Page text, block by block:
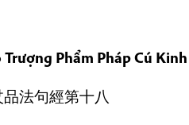
Phẩm Pháp Cú
品法句經第十八